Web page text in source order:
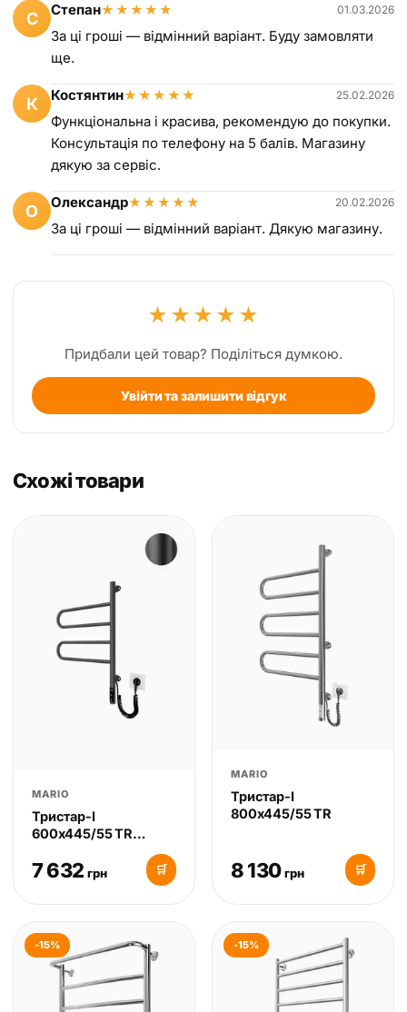
С Степан★ ★ ★ ★ ★ 01.03.2026
За ці гроші — відмінний варіант. Буду замовляти
ще.
К Костянтин★ ★ ★ ★ ★ 25.02.2026
Функціональна і красива, рекомендую до покупки.
Консультація по телефону на 5 балів. Магазину
дякую за сервіс.
О Олександр★ ★ ★ ★ ★ 20.02.2026
За ці гроші — відмінний варіант. Дякую магазину.
★ ★ ★ ★ ★
Придбали цей товар? Поділіться думкою.
Увійти та залишити відгук
Схожі товари
MARIO
Тристар-І
600х445/55 TR
7 632 грн 🛒
MARIO
Тристар-І
800х445/55 TR
8 130 грн 🛒
-15% -15%